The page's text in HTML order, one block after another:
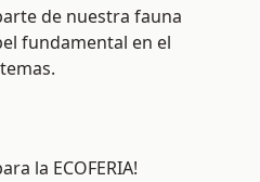
de nuestra fauna
fundamental en el